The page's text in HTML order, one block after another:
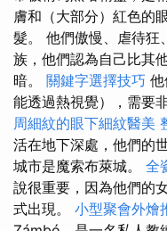
膚和（大部分）紅色的
髮。 他們傲慢、虐待狂
族，他們認為自己比其
暗。 關鍵字選擇技巧
能透過熱視覺），需要
周細紋的眼下細紋醫美
活在地下深處，他們的
城市是魔索布萊城。 全
說很重要，因為他們的
式出現。 小型聚會外燴